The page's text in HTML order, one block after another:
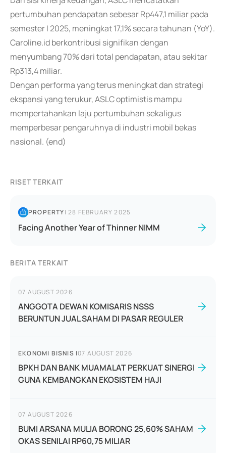
pertumbuhan pendapatan sebesar Rp447,1 miliar pada
semester I 2025, meningkat 17,1% secara tahunan (YoY).
Caroline.id berkontribusi signifikan dengan
menyumbang 70% dari total pendapatan, atau sekitar
Rp313,4 miliar.
Dengan performa yang terus meningkat dan strategi
ekspansi yang terukur, ASLC optimistis mampu
mempertahankan laju pertumbuhan sekaligus
memperbesar pengaruhnya di industri mobil bekas
nasional. (end)
RISET TERKAIT
PROPERTY|28 FEBRUARY 2025
Facing Another Year of Thinner NIMM
BERITA TERKAIT
07 AUGUST 2026
ANGGOTA DEWAN KOMISARIS NSSS
BERUNTUN JUAL SAHAM DI PASAR REGULER
EKONOMI BISNIS |07 AUGUST 2026
BPKH DAN BANK MUAMALAT PERKUAT SINERGI
GUNA KEMBANGKAN EKOSISTEM HAJI
07 AUGUST 2026
BUMI ARSANA MULIA BORONG 25,60% SAHAM
OKAS SENILAI RP60,75 MILIAR